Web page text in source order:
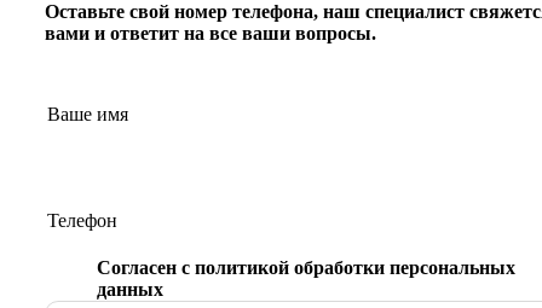
Оставьте свой номер телефона, наш специалист
вами и ответит на все ваши вопросы.
Согласен с политикой обработки персональных
данных